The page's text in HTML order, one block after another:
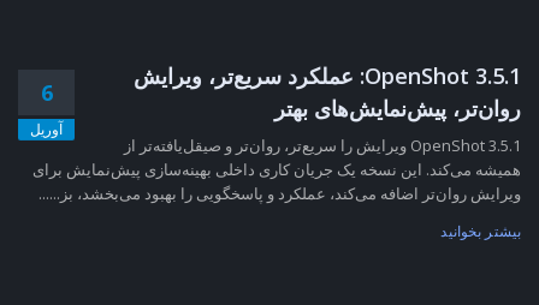
6
آوریل
OpenShot 3.5.1: عملکرد سریع‌تر، ویرایش
روان‌تر، پیش‌نمایش‌های بهتر
OpenShot 3.5.1 ویرایش را سریع‌تر، روان‌تر و صیقل‌یافته‌تر از
همیشه می‌کند. این نسخه یک جریان کاری داخلی بهینه‌سازی پیش‌نمایش برای
ویرایش روان‌تر اضافه می‌کند، عملکرد و پاسخگویی را بهبود می‌بخشد، بز......
بیشتر بخوانید